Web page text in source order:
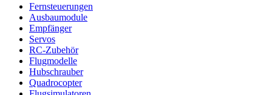
Fernsteuerungen
Ausbaumodule
Empfänger
Servos
RC-Zubehör
Flugmodelle
Hubschrauber
Quadrocopter